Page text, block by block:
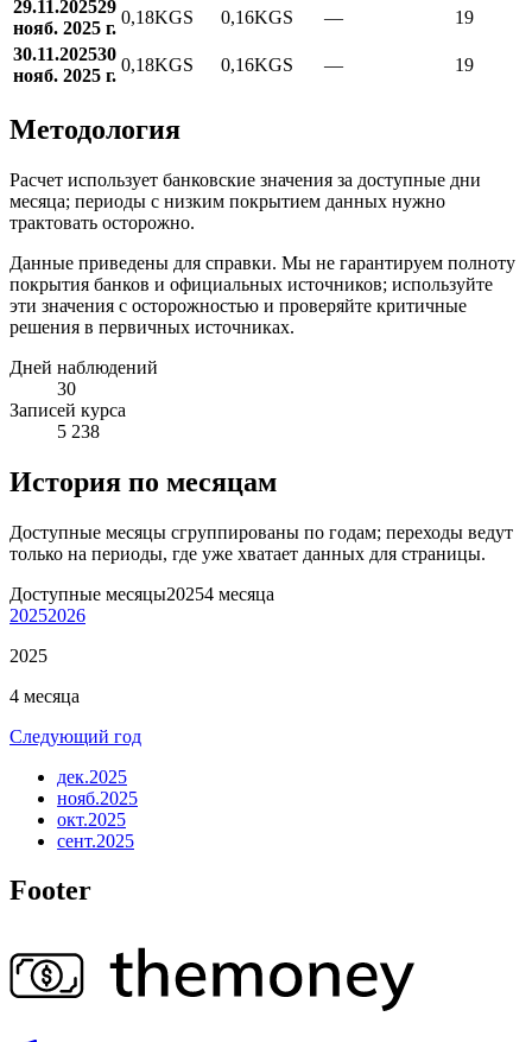
29.11.202529
нояб. 2025 г.
0,18KGS 0,16KGS —
19
30.11.202530
нояб. 2025 г.
0,18KGS 0,16KGS — 19
Методология
Расчет использует банковские значения за доступные дни
месяца; периоды с низким покрытием данных нужно
трактовать осторожно.
Данные приведены для справки. Мы не гарантируем полноту
покрытия банков и официальных источников; используйте
эти значения с осторожностью и проверяйте критичные
решения в первичных источниках.
Дней наблюдений
30
Записей курса
5 238
История по месяцам
Доступные месяцы сгруппированы по годам; переходы ведут
только на периоды, где уже хватает данных для страницы.
Доступные месяцы20254 месяца
20252026
2025
4 месяца
Следующий год
дек.2025
нояб.2025
окт.2025
сент.2025
Footer